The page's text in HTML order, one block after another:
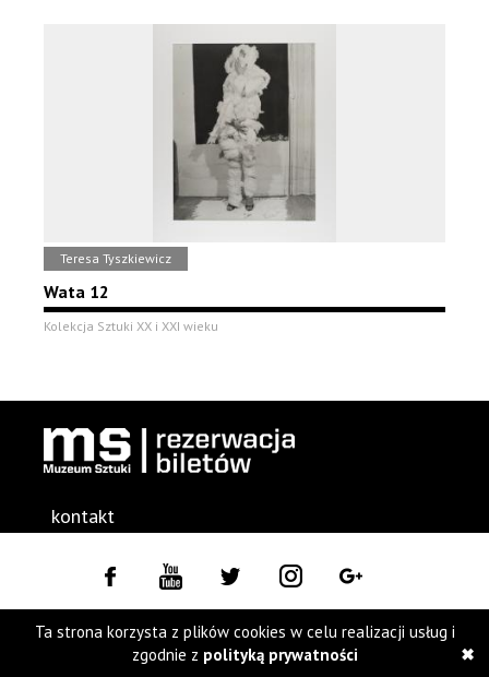
Teresa Tyszkiewicz
Wata 12
Kolekcja Sztuki XX i XXI wieku
kontakt
Strona główna Deklaracja dostępności
Regulamin
Ta strona korzysta z plików cookies w celu realizacji usług i
zgodnie z polityką prywatności